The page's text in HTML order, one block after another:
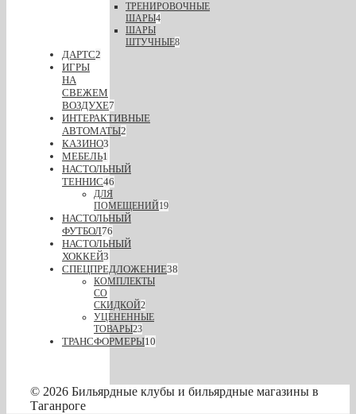
ТРЕНИРОВОЧНЫЕ
ШАРЫ4
ШАРЫ
ШТУЧНЫЕ8
ДАРТС2
ИГРЫ
НА
СВЕЖЕМ
ВОЗДУХЕ7
ИНТЕРАКТИВНЫЕ
АВТОМАТЫ2
КАЗИНО3
МЕБЕЛЬ1
НАСТОЛЬНЫЙ
ТЕННИС46
ДЛЯ
ПОМЕЩЕНИЙ19
НАСТОЛЬНЫЙ
ФУТБОЛ76
НАСТОЛЬНЫЙ
ХОККЕЙ3
СПЕЦПРЕДЛОЖЕНИЕ38
КОМПЛЕКТЫ
СО
СКИДКОЙ2
УЦЕНЕННЫЕ
ТОВАРЫ23
ТРАНСФОРМЕРЫ10
© 2026 Бильярдные клубы и бильярдные магазины в
Таганроге